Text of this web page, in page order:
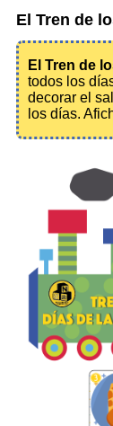
El Tren de
El Tren de
todos los
decorar el
los días.